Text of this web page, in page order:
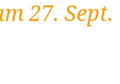
27. Sept.